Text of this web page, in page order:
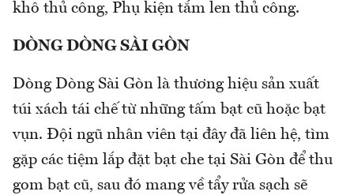
khô thủ công, Phụ kiện tắm len thủ công.
DÒNG DÒNG SÀI GÒN
Dòng Dòng Sài Gòn là thương hiệu sản xuất
túi xách tái chế từ những tấm bạt cũ hoặc bạt
vụn. Đội ngũ nhân viên tại đây đã liên hệ, tìm
gặp các tiệm lắp đặt bạt che tại Sài Gòn để thu
gom bạt cũ, sau đó mang về tẩy rửa sạch sẽ